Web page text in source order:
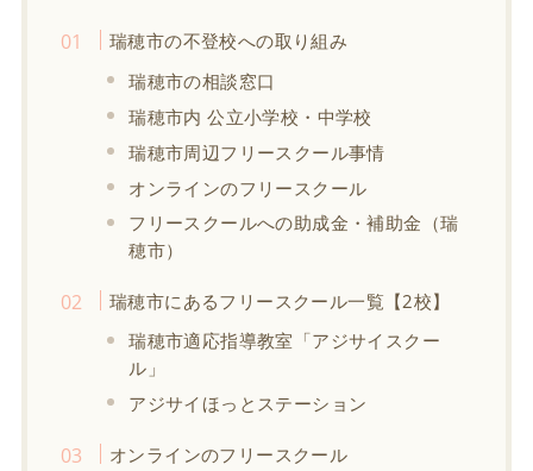
瑞穂市の不登校への取り組み
瑞穂市の相談窓口
瑞穂市内 公立小学校・中学校
瑞穂市周辺フリースクール事情
オンラインのフリースクール
フリースクールへの助成金・補助金（瑞
穂市）
瑞穂市にあるフリースクール一覧【2校】
瑞穂市適応指導教室「アジサイスクー
ル」
アジサイほっとステーション
オンラインのフリースクール